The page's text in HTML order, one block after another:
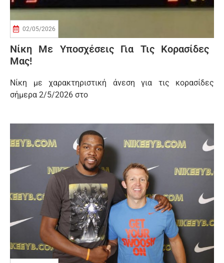
02/05/2026
Νίκη Με Υποσχέσεις Για Τις Κορασίδες
Μας!
Νίκη με χαρακτηριστική άνεση για τις κορασίδες
σήμερα 2/5/2026 στο